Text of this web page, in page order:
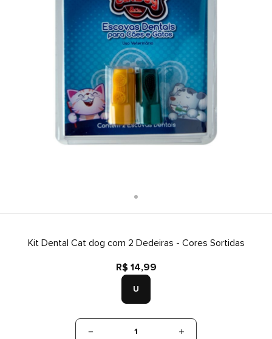
Kit Dental Cat dog com 2 Dedeiras - Cores Sortidas
R$ 14,99
U
1